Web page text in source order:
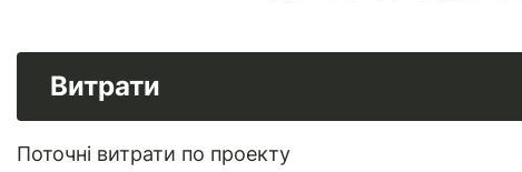
Витрати
Поточні витрати по проекту